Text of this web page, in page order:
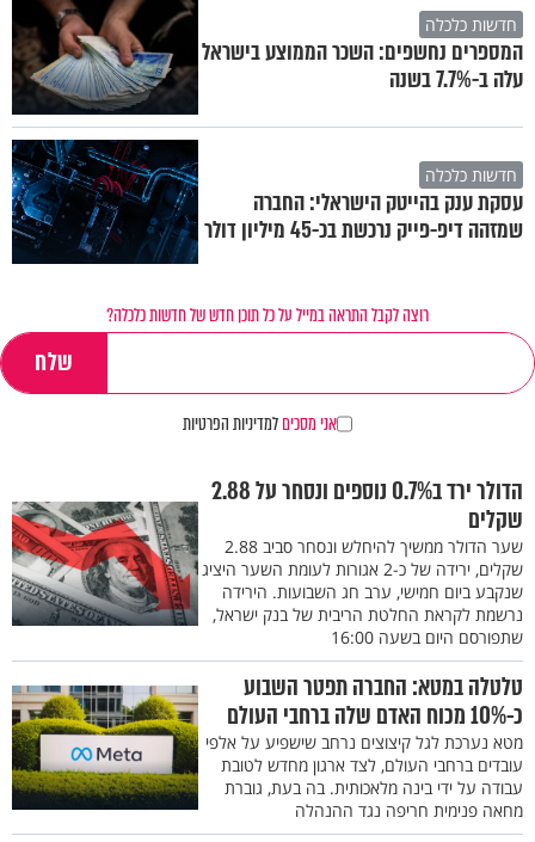
חדשות כלכלה
המספרים נחשפים: השכר הממוצע בישראל
עלה ב-7.7% בשנה
חדשות כלכלה
עסקת ענק בהייטק הישראלי: החברה
שמזהה דיפ-פייק נרכשת בכ-45 מיליון דולר
רוצה לקבל התראה במייל על כל תוכן חדש של חדשות כלכלה?
אני מסכיםלמדיניות הפרטיות
הדולר ירד ב0.7% נוספים ונסחר על 2.88
שקלים
שער הדולר ממשיך להיחלש ונסחר סביב 2.88
שקלים, ירידה של כ-2 אגורות לעומת השער היציג
שנקבע ביום חמישי, ערב חג השבועות. הירידה
נרשמת לקראת החלטת הריבית של בנק ישראל,
שתפורסם היום בשעה 16:00
טלטלה במטא: החברה תפטר השבוע
כ-10% מכוח האדם שלה ברחבי העולם
מטא נערכת לגל קיצוצים נרחב שישפיע על אלפי
עובדים ברחבי העולם, לצד ארגון מחדש לטובת
עבודה על ידי בינה מלאכותית. בה בעת, גוברת
מחאה פנימית חריפה נגד ההנהלה